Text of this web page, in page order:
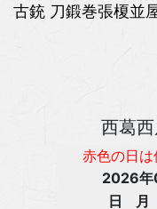
古銃 刀鍛巻張榎並
西葛